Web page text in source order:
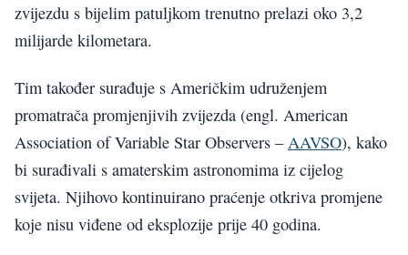
zvijezdu s bijelim patuljkom trenutno prelazi oko 3,2
milijarde kilometara.
Tim također surađuje s Američkim udruženjem
promatrača promjenjivih zvijezda (engl. American
Association of Variable Star Observers –AAVSO), kako
bi surađivali s amaterskim astronomima iz cijelog
svijeta. Njihovo kontinuirano praćenje otkriva promjene
koje nisu viđene od eksplozije prije 40 godina.